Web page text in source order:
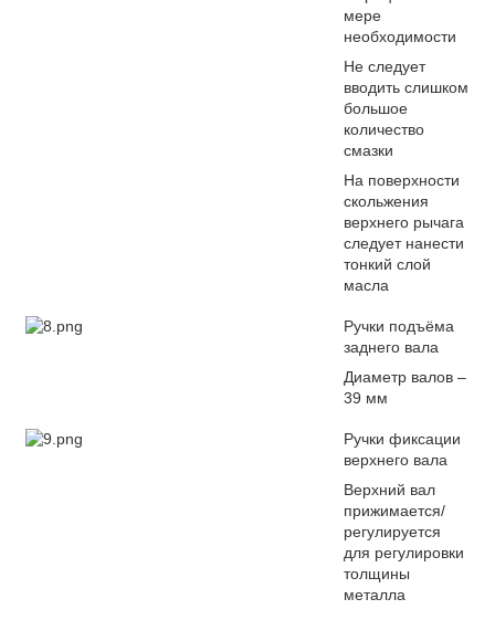
мере
необходимости
Не следует
вводить слишком
большое
количество
смазки
На поверхности
скольжения
верхнего рычага
следует нанести
тонкий слой
масла
Ручки подъёма
заднего вала
Диаметр валов –
39 мм
Ручки фиксации
верхнего вала
Верхний вал
прижимается/
регулируется
для регулировки
толщины
металла